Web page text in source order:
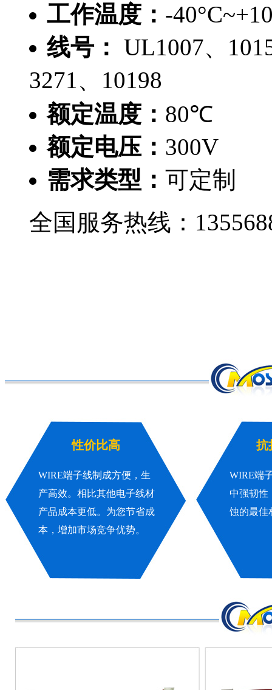
工作温度： -
线号： UL1007、
3271、10198
额定温度： 80℃
额定电压： 300V
需求类型： 可定制
全国服务热线：
性价比高
WIRE端子线制成方便，生
产高效。相比其他电子线材
产品成本更低。为您节省成
本，增加市场竞争优势。
抗
WIRE端
中强韧性
蚀的最佳